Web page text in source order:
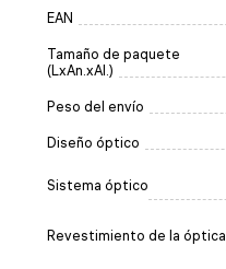
EAN
Tamaño de paquete
(LxAn.xAl.)
Peso del envío
Diseño óptico
Sistema óptico
Revestimiento de la óptica